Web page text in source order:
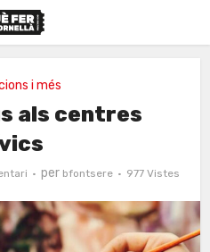
i més
als centres
per bfontsere 977 Vistes